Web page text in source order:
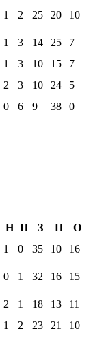
1 2 25 20 10
1 3 14 25
7
1 3 10 15
7
2 3 10 24
5
0 6 9 38 0
Н П З П
О
1 0 35 10 16
0 1 32 16 15
2 1 18 13
11
1 2 23 21
10